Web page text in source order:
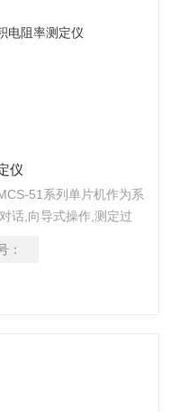
仪
51系列单片机作为系
话,向导式操作,测定过
源头货源SH124自动体
：